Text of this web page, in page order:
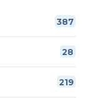
387
28
219